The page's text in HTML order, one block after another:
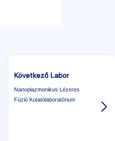
Következő Labor
Nanoplazmonikus Lézeres
Fúzió Kutatólaboratórium